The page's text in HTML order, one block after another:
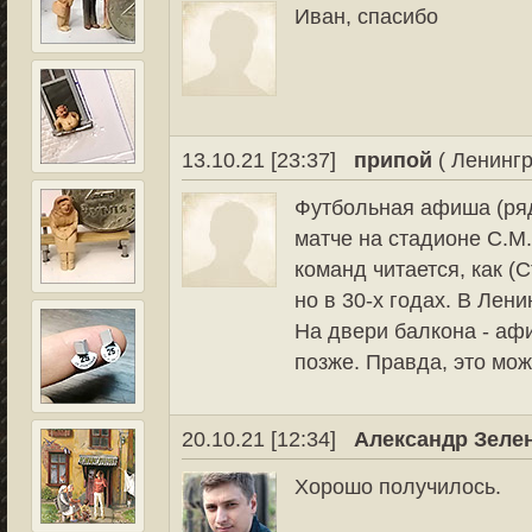
Иван, спасибо
13.10.21 [23:37] припой (
Футбольная афиша
матче на стадионе
команд читается, как
но в 30-х годах. В
На двери балкона -
позже. Правда, это
20.10.21 [12:34]
Александр
Хорошо получилось.